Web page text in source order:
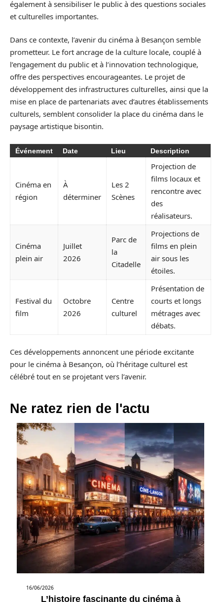
également à sensibiliser le public à des questions sociales
et culturelles importantes.
Dans ce contexte, l’avenir du cinéma à Besançon semble
prometteur. Le fort ancrage de la culture locale, couplé à
l’engagement du public et à l’innovation technologique,
offre des perspectives encourageantes. Le projet de
développement des infrastructures culturelles, ainsi que la
mise en place de partenariats avec d’autres établissements
culturels, semblent consolider la place du cinéma dans le
paysage artistique bisontin.
Événement Date Lieu Description
Cinéma en
région
À
déterminer
Les 2
Scènes
Projection de
films locaux et
rencontre avec
des
réalisateurs.
Cinéma
plein air
Juillet
2026
Parc de
la
Citadelle
Projections de
films en plein
air sous les
étoiles.
Festival du
film
Octobre
2026
Centre
culturel
Présentation de
courts et longs
métrages avec
débats.
Ces développements annoncent une période excitante
pour le cinéma à Besançon, où l’héritage culturel est
célébré tout en se projetant vers l’avenir.
Ne ratez rien de l'actu
16/06/2026
L’histoire fascinante du cinéma à